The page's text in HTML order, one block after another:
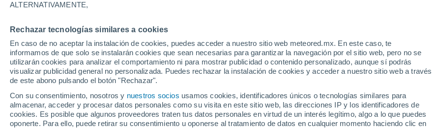
ALTERNATIVAMENTE,
Rechazar tecnologías similares a cookies
En caso de no aceptar la instalación de cookies, puedes acceder a nuestro sitio web meteored.mx. En este caso, te
informamos de que solo se instalarán cookies que sean necesarias para garantizar la navegación por el sitio web, pero no se
utilizarán cookies para analizar el comportamiento ni para mostrar publicidad o contenido personalizado, aunque sí podrás
visualizar publicidad general no personalizada. Puedes rechazar la instalación de cookies y acceder a nuestro sitio web a través
de este abono pulsando el botón "Rechazar".
Con su consentimiento, nosotros y nuestros socios usamos cookies, identificadores únicos o tecnologías similares para
almacenar, acceder y procesar datos personales como su visita en este sitio web, las direcciones IP y los identificadores de
cookies. Es posible que algunos proveedores traten tus datos personales en virtud de un interés legítimo, algo a lo que puedes
oponerte. Para ello, puede retirar su consentimiento u oponerse al tratamiento de datos en cualquier momento haciendo clic en
A
B
Bangla
C
Chiangpi
Chongtham Kona
Churachandpur